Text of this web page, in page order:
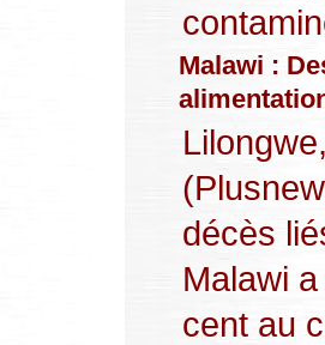
Malawi :
décès
Malawi
cent au